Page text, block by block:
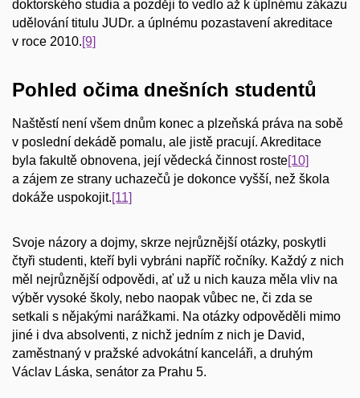
doktorského studia a později to vedlo až k úplnému zákazu
udělování titulu JUDr. a úplnému pozastavení akreditace
v roce 2010.[9]
Pohled očima dnešních studentů
Naštěstí není všem dnům konec a plzeňská práva na sobě
v poslední dekádě pomalu, ale jistě pracují. Akreditace
byla fakultě obnovena, její vědecká činnost roste[10]
a zájem ze strany uchazečů je dokonce vyšší, než škola
dokáže uspokojit.[11]
Svoje názory a dojmy, skrze nejrůznější otázky, poskytli
čtyři studenti, kteří byli vybráni napříč ročníky. Každý z nich
měl nejrůznější odpovědi, ať už u nich kauza měla vliv na
výběr vysoké školy, nebo naopak vůbec ne, či zda se
setkali s nějakými narážkami. Na otázky odpověděli mimo
jiné i dva absolventi, z nichž jedním z nich je David,
zaměstnaný v pražské advokátní kanceláři, a druhým
Václav Láska, senátor za Prahu 5.